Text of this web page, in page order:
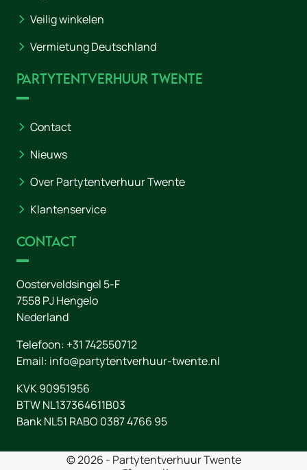
Veilig winkelen
Vermietung Deutschland
Partytentverhuur Twente
Contact
Nieuws
Over Partytentverhuur Twente
Klantenservice
Contact
Oosterveldsingel 5-F
7558 PJHengelo
Nederland
Telefoon: +31 742550712
Email: info@partytentverhuur-twente.nl
KVK 90951956
BTW NL137364611B03
Bank NL51 RABO 0387 4766 95
© 2026 - Partytentverhuur Twente